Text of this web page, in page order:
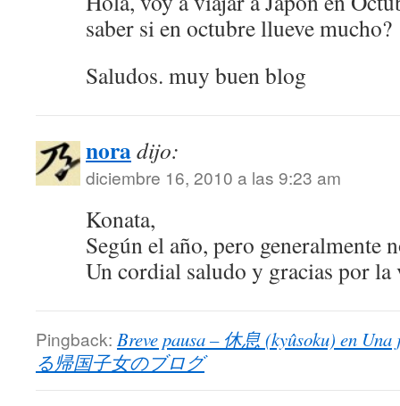
saber si en octubre llueve mucho?
Saludos. muy buen blog
noradijo:
diciembre 16, 2010 a las 9:23 am
Konata,
Según el año, pero generalmente
Un cordial saludo y gracias por la
Pingback: Breve pausa – 休息 (kyûsoku) en
る帰国子女のブログ